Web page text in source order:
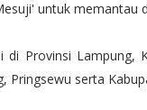
untuk memantau
di Provinsi
Pringsewu serta